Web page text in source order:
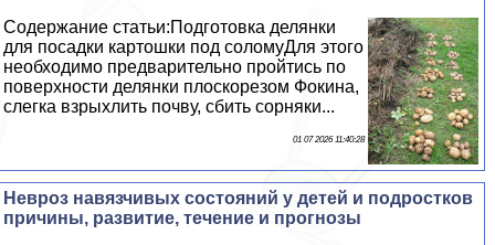
Содержание статьи:Подготовка делянки
для посадки картошки под соломуДля этого
необходимо предварительно пройтись по
поверхности делянки плоскорезом Фокина,
слегка взрыхлить почву, сбить сорняки...
01 07 2026 11:40:28
Невроз навязчивых состояний у детей и подростков
причины, развитие, течение и прогнозы